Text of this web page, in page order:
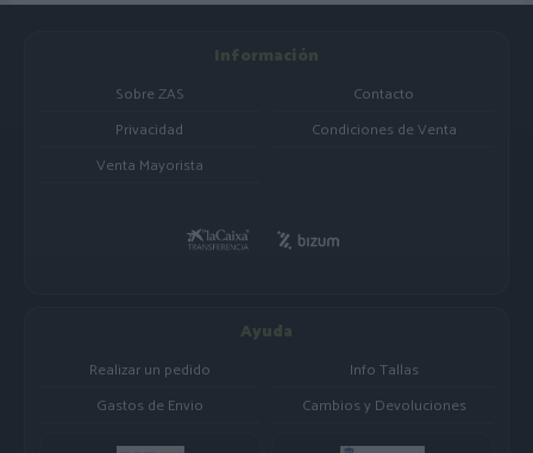
Información
Sobre ZAS
Contacto
Privacidad
Condiciones de Venta
Venta Mayorista
Ayuda
Realizar un pedido
Info Tallas
Gastos de Envio
Cambios y Devoluciones